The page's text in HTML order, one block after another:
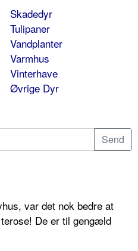
Skadedyr
Tulipaner
Vandplanter
Varmhus
Vinterhave
Øvrige Dyr
var det nok bedre at
De er til gengæld